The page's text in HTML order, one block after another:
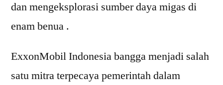
dan mengeksplorasi sumber daya migas di
enam benua .
ExxonMobil Indonesia bangga menjadi salah
satu mitra terpecaya pemerintah dalam